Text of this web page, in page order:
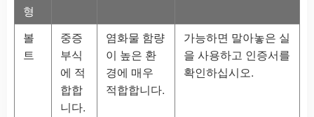
형
볼
트
중증
부식
에 적
합합
니다.
염화물 함량
이 높은 환
경에 매우
적합합니다.
가능하면 말아놓은 실
을 사용하고 인증서를
확인하십시오.